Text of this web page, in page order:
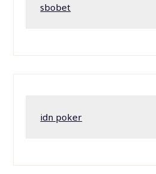
sbobet
idn poker